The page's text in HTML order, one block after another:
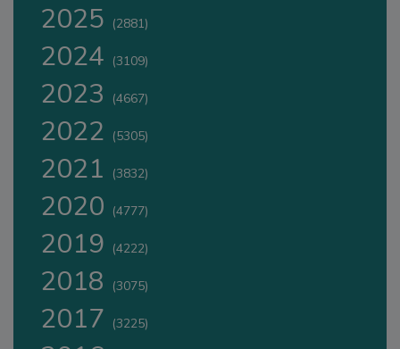
2025 (2881)
2024 (3109)
2023 (4667)
2022 (5305)
2021 (3832)
2020 (4777)
2019 (4222)
2018 (3075)
2017 (3225)